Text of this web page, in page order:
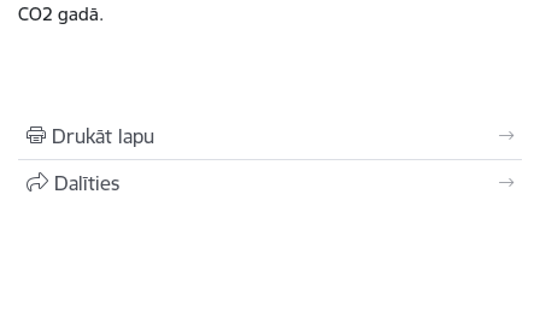
CO2 gadā.
Drukāt lapu
Dalīties